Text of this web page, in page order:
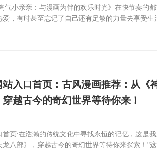
气小亲亲：与漫画为伴的欢乐时光》在快节奏的
爱，有时甚至忘记了自己还有足够的力量去享受生
入口首页：古风漫画推荐：从《
越古今的奇幻世界等待你来！
首页:在浩瀚的传统文化中寻找永恒的记忆，这是
龙八部》，穿越古今的奇幻世界等待你来探索！"